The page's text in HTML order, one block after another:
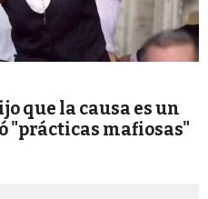
que la causa es un
"prácticas mafiosas"